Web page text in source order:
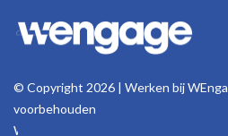
© Copyright 2026 | Werken bij
voorbehouden
Woluwelaan 158, 1831 Machelen -